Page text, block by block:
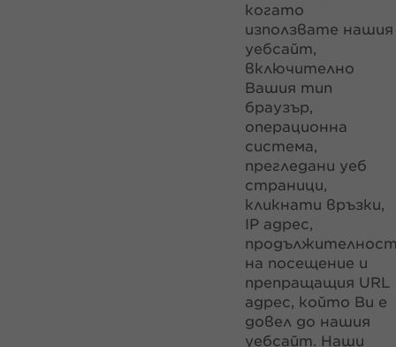
когато
използвате нашия
уебсайт,
включително
Вашия тип
браузър,
операционна
система,
прегледани уеб
страници,
кликнати връзки,
IP адрес,
на посещение и
препращащия URL
адрес, който Ви е
довел до нашия
уебсайт. Наши